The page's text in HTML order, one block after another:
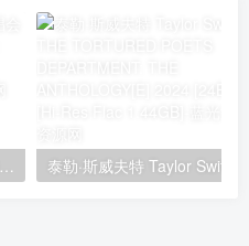
泰勒·斯威夫特：时代巡回演唱会 迪士尼·终极加长版 Taylor Swift: The Eras Tour 2024 [WEB-DL HDR 23.1GB]